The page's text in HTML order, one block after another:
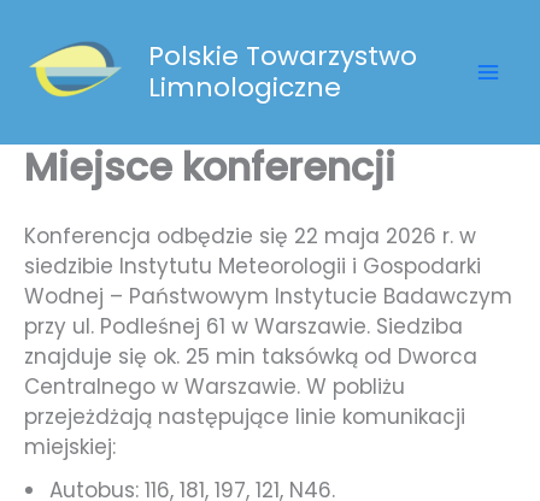
treści
Polskie Towarzystwo
Limnologiczne
Miejsce konferencji
Konferencja odbędzie się 22 maja 2026 r. w
siedzibie Instytutu Meteorologii i Gospodarki
Wodnej – Państwowym Instytucie Badawczym
przy ul. Podleśnej 61 w Warszawie. Siedziba
znajduje się ok. 25 min taksówką od Dworca
Centralnego w Warszawie. W pobliżu
przejeżdżają następujące linie komunikacji
miejskiej:
Autobus: 116, 181, 197, 121, N46.